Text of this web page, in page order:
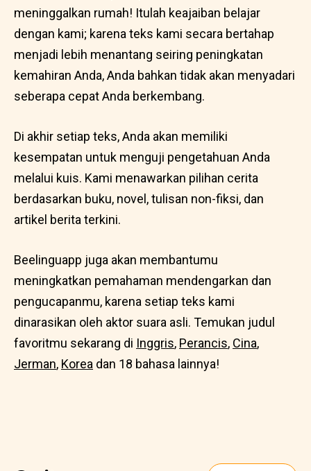
meninggalkan rumah! Itulah keajaiban belajar
dengan kami; karena teks kami secara bertahap
menjadi lebih menantang seiring peningkatan
kemahiran Anda, Anda bahkan tidak akan menyadari
seberapa cepat Anda berkembang.
Di akhir setiap teks, Anda akan memiliki
kesempatan untuk menguji pengetahuan Anda
melalui kuis. Kami menawarkan pilihan cerita
berdasarkan buku, novel, tulisan non-fiksi, dan
artikel berita terkini.
Beelinguapp juga akan membantumu
meningkatkan pemahaman mendengarkan dan
pengucapanmu, karena setiap teks kami
dinarasikan oleh aktor suara asli. Temukan judul
favoritmu sekarang di Inggris, Perancis, Cina,
Jerman, Korea dan 18 bahasa lainnya!